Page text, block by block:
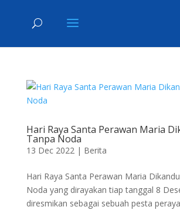
Hari Raya Santa Perawan Maria
Tanpa Noda
13 Dec 2022| Berita
Hari Raya Santa Perawan Maria
Noda yang dirayakan tiap tanggal 8
diresmikan sebagai sebuah pesta